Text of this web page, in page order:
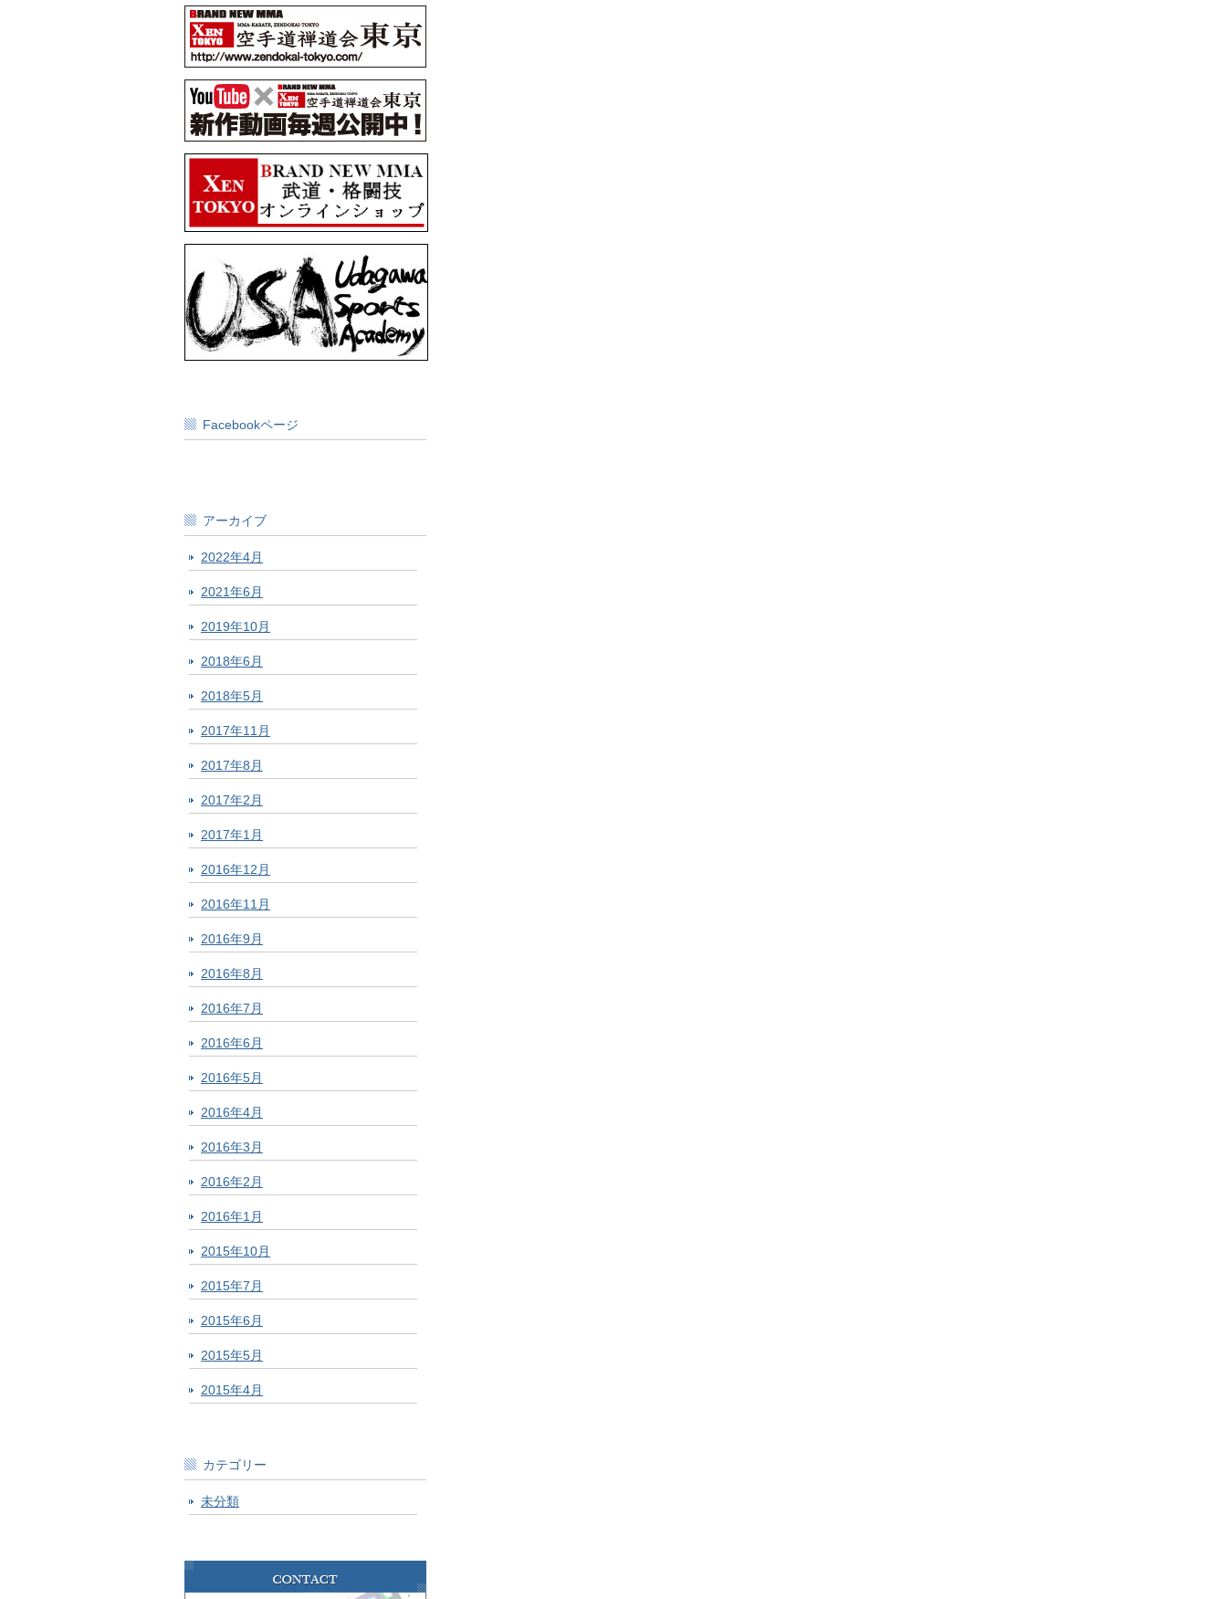
Facebookページ
アーカイブ
2022年4月
2021年6月
2019年10月
2018年6月
2018年5月
2017年11月
2017年8月
2017年2月
2017年1月
2016年12月
2016年11月
2016年9月
2016年8月
2016年7月
2016年6月
2016年5月
2016年4月
2016年3月
2016年2月
2016年1月
2015年10月
2015年7月
2015年6月
2015年5月
2015年4月
カテゴリー
未分類